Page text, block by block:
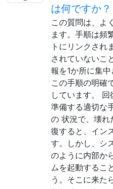
は何ですか？
この質問は、よ
ます。手順は頻
トにリンクされ
されていないこ
報を1か所に集中
この手順の明確
しています。
準備する適切な
の 状況で、壊れ
復すると、イン
す。しかし、シ
のように内部か
ムを起動するこ
う。そこに来た